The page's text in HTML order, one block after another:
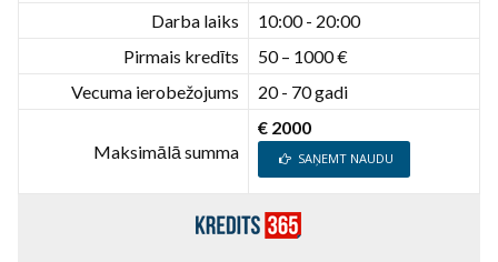
Darba laiks
10:00 - 20:00
Pirmais kredīts
50 – 1000 €
Vecuma ierobežojums
20 - 70 gadi
Maksimālā summa
€ 2000
SAŅEMT NAUDU